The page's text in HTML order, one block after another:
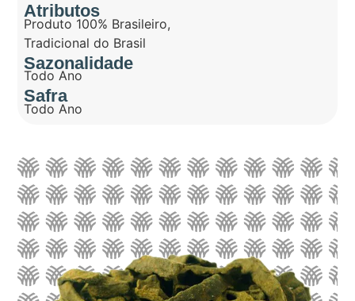
Atributos
Produto 100% Brasileiro,
Tradicional do Brasil
Sazonalidade
Todo Ano
Safra
Todo Ano